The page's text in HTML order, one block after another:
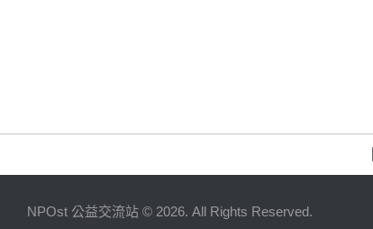
NPOst 公益交流站 © 2026. All Rights Reserved.